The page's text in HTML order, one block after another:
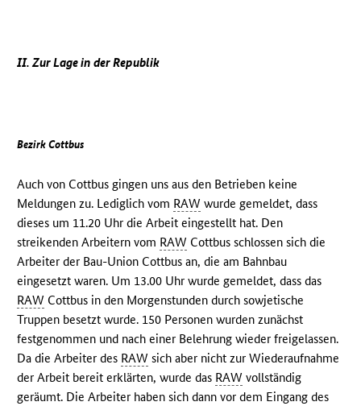
II. Zur Lage in der Republik
Bezirk Cottbus
Auch von Cottbus gingen uns aus den Betrieben keine
Meldungen zu. Lediglich vom RAW wurde gemeldet, dass
dieses um 11.20 Uhr die Arbeit eingestellt hat. Den
streikenden Arbeitern vom RAW Cottbus schlossen sich die
Arbeiter der Bau-Union Cottbus an, die am Bahnbau
eingesetzt waren. Um 13.00 Uhr wurde gemeldet, dass das
RAW Cottbus in den Morgenstunden durch sowjetische
Truppen besetzt wurde. 150 Personen wurden zunächst
festgenommen und nach einer Belehrung wieder freigelassen.
Da die Arbeiter des RAW sich aber nicht zur Wiederaufnahme
der Arbeit bereit erklärten, wurde das RAW vollständig
geräumt. Die Arbeiter haben sich dann vor dem Eingang des